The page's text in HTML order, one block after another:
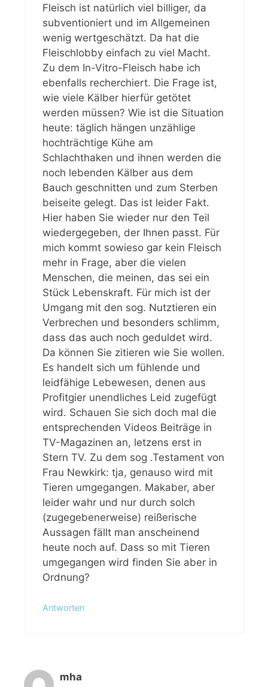
Fleisch ist natürlich viel billiger, da
subventioniert und im Allgemeinen
wenig wertgeschätzt. Da hat die
Fleischlobby einfach zu viel Macht.
Zu dem In-Vitro-Fleisch habe ich
ebenfalls recherchiert. Die Frage ist,
wie viele Kälber hierfür getötet
werden müssen? Wie ist die Situation
heute: täglich hängen unzählige
hochträchtige Kühe am
Schlachthaken und ihnen werden die
noch lebenden Kälber aus dem
Bauch geschnitten und zum Sterben
beiseite gelegt. Das ist leider Fakt.
Hier haben Sie wieder nur den Teil
wiedergegeben, der Ihnen passt. Für
mich kommt sowieso gar kein Fleisch
mehr in Frage, aber die vielen
Menschen, die meinen, das sei ein
Stück Lebenskraft. Für mich ist der
Umgang mit den sog. Nutztieren ein
Verbrechen und besonders schlimm,
dass das auch noch geduldet wird.
Da können Sie zitieren wie Sie wollen.
Es handelt sich um fühlende und
leidfähige Lebewesen, denen aus
Profitgier unendliches Leid zugefügt
wird. Schauen Sie sich doch mal die
entsprechenden Videos Beiträge in
TV-Magazinen an, letzens erst in
Stern TV. Zu dem sog .Testament von
Frau Newkirk: tja, genauso wird mit
Tieren umgegangen. Makaber, aber
leider wahr und nur durch solch
(zugegebenerweise) reißerische
Aussagen fällt man anscheinend
heute noch auf. Dass so mit Tieren
umgegangen wird finden Sie aber in
Ordnung?
Antworten
mha